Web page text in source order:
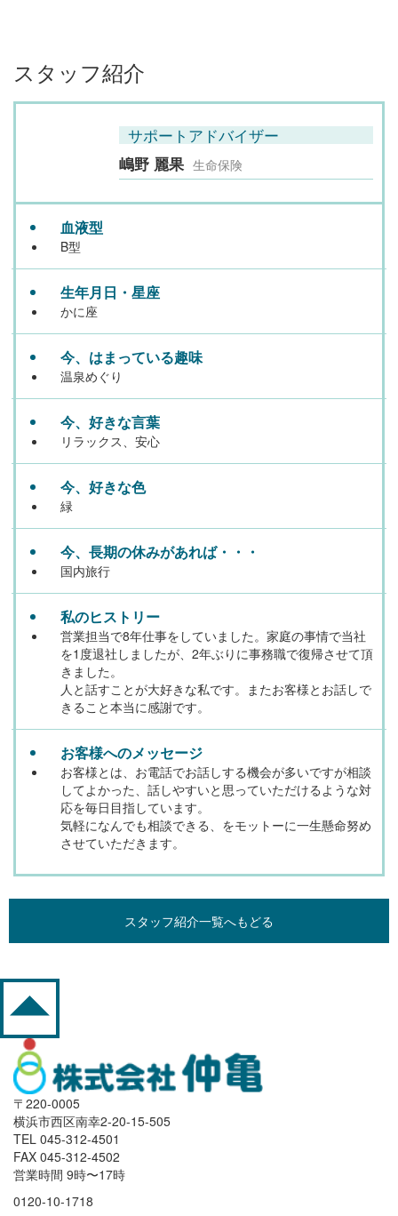
スタッフ紹介
サポートアドバイザー
嶋野 麗果 生命保険
血液型
B型
生年月日・星座
かに座
今、はまっている趣味
温泉めぐり
今、好きな言葉
リラックス、安心
今、好きな色
緑
今、長期の休みがあれば・・・
国内旅行
私のヒストリー
営業担当で8年仕事をしていました。家庭の事情で当社
を1度退社しましたが、2年ぶりに事務職で復帰させて頂
きました。
人と話すことが大好きな私です。またお客様とお話しで
きること本当に感謝です。
お客様へのメッセージ
お客様とは、お電話でお話しする機会が多いですが相談
してよかった、話しやすいと思っていただけるような対
応を毎日目指しています。
気軽になんでも相談できる、をモットーに一生懸命努め
させていただきます。
スタッフ紹介一覧へもどる
〒220-0005
横浜市西区南幸2-20-15-505
TEL 045-312-4501
FAX 045-312-4502
営業時間 9時〜17時
0120-10-1718